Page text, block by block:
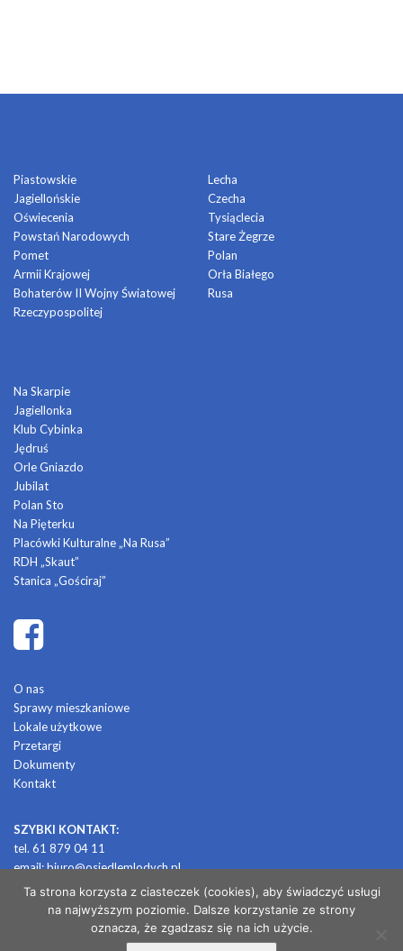
Piastowskie
Jagiellońskie
Oświecenia
Powstań Narodowych
Pomet
Armii Krajowej
Bohaterów II Wojny Światowej
Rzeczypospolitej
Lecha
Czecha
Tysiąclecia
Stare Żegrze
Polan
Orła Białego
Rusa
Na Skarpie
Jagiellonka
Klub Cybinka
Jędruś
Orle Gniazdo
Jubilat
Polan Sto
Na Pięterku
Placówki Kulturalne „Na Rusa”
RDH „Skaut”
Stanica „Gościraj”
O nas
Sprawy mieszkaniowe
Lokale użytkowe
Przetargi
Dokumenty
Kontakt
SZYBKI KONTAKT:
tel. 61 879 04 11
email:biuro@osiedlemlodych.pl
© 2026 OSIEDLE MŁODYCH
Ta strona korzysta z ciasteczek (cookies), aby świadczyć usługi
na najwyższym poziomie. Dalsze korzystanie ze strony
oznacza, że zgadzasz się na ich użycie.